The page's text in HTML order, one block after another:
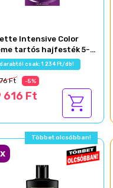
Intensive Color
tartós hajfesték 5-
csak: 1 234 Ft/db!
Ft -5%
616 Ft
Többet olcsóbban!